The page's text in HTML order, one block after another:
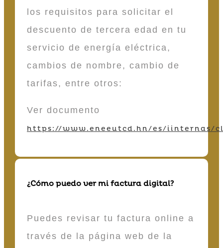
los requisitos para solicitar el
descuento de tercera edad en tu
servicio de energía eléctrica,
cambios de nombre, cambio de
tarifas, entre otros:
Ver documento
https://www.eneeutcd.hn/es/iinternas/
¿Cómo puedo ver mi factura digital?
Puedes revisar tu factura online a
través de la página web de la